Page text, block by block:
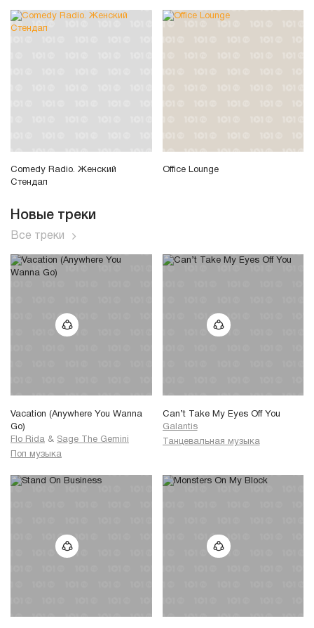
Comedy Radio. Женский
Стендап
Office Lounge
Новые треки
Все треки
Vacation (Anywhere You Wanna
Go)
Flo Rida & Sage The Gemini
Поп музыка
Can’t Take My Eyes Off You
Galantis
Танцевальная музыка